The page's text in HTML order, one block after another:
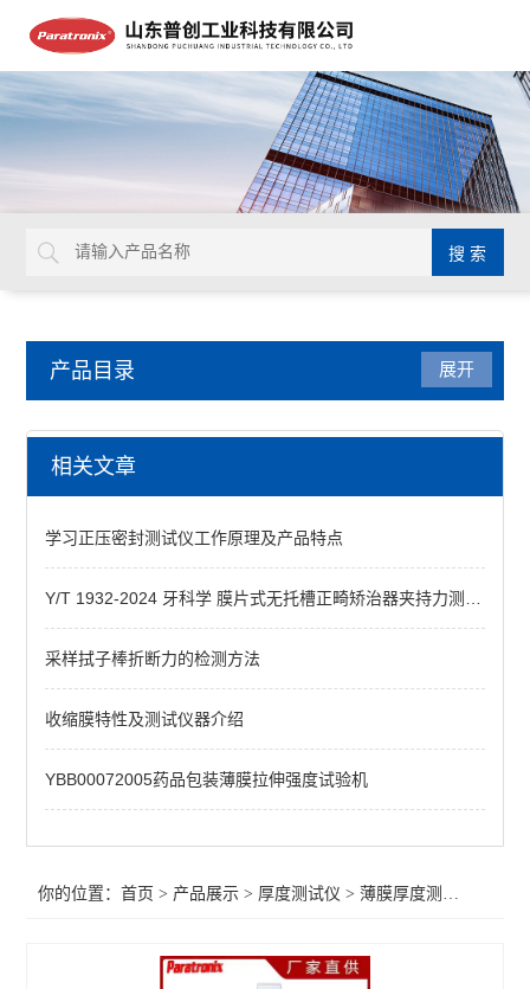
产品目录
厚度测试仪
纺织品厚度测试仪
高精度薄膜测厚仪
自动薄膜厚度测量仪
纸张/纸板厚度测试仪
薄膜厚度测试仪
纸张测厚仪
查看全部 >>
展开
相关文章
学习正压密封测试仪工作原理及产品特点
Y/T 1932-2024 牙科学 膜片式无托槽正畸矫治器夹持力测试方法
采样拭子棒折断力的检测方法
收缩膜特性及测试仪器介绍
YBB00072005药品包装薄膜拉伸强度试验机
你的位置：首页 > 产品展示 > 厚度测试仪 >薄膜厚度测试仪